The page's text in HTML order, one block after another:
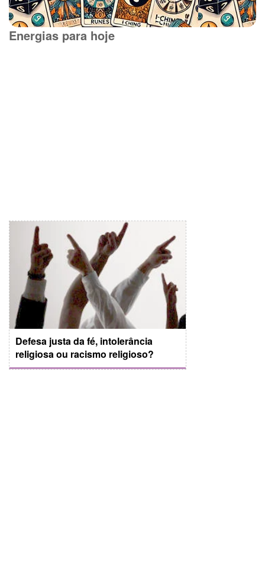
Energias para hoje
Defesa justa da fé, intolerância
religiosa ou racismo religioso?